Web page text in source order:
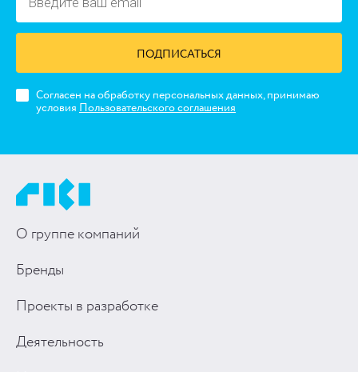
ПОДПИСАТЬСЯ
Согласен на обработку персональных данных, принимаю
условия Пользовательского соглашения
О группе компаний
Бренды
Проекты в разработке
Деятельность